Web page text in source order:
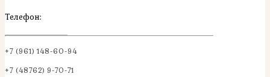
Телефон:
+7 (961) 148-60-94
+7 (48762) 9-70-71